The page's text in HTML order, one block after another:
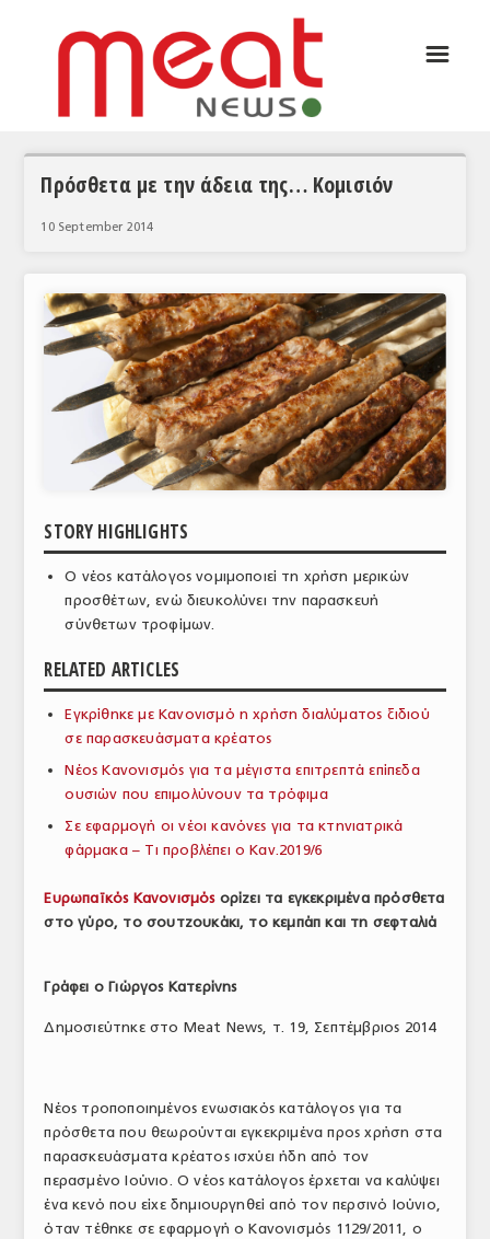
ΑΝΑΛΥΣΕΙΣ
ΚΟΣΜΟΣ
ΕΙΔΗΣΕΙΣ
ΕΥΡΩΠΑΪΚΕΣ ΑΠΟΦΑΣΕΙΣ
ΑΝΑΛΥΣΕΙΣ
ΠΑΡΑΓΩΓΗ & ΕΜΠΟΡΙΑ
ΠΡΩΤΕΣ ΥΛΕΣ
ΕΞΟΠΛΙΣΜΟΣ
ΕΜΠΟΡΙΚΟΙ ΑΝΤΙΠΡΟΣΩΠΟΙ
ΕΛΛΗΝΙΚΗ ΝΟΜΟΘΕΣΙΑ
ΣΥΝΕΔΡΙΟ ΚΡΕΑΤΟΣ
☰
Πρόσθετα με την άδεια της… Κομισιόν
10 September 2014
STORY HIGHLIGHTS
O νέος κατάλογος νομιμοποιεί τη χρήση μερικών
προσθέτων, ενώ διευκολύνει την παρασκευή
σύνθετων τροφίμων.
RELATED ARTICLES
Εγκρίθηκε με Κανονισμό η χρήση διαλύματος ξιδιού
σε παρασκευάσματα κρέατος
Νέος Κανονισμός για τα μέγιστα επιτρεπτά επίπεδα
ουσιών που επιμολύνουν τα τρόφιμα
Σε εφαρμογή οι νέοι κανόνες για τα κτηνιατρικά
φάρμακα – Τι προβλέπει ο Καν.2019/6
Ευρωπαϊκός Κανονισμόςορίζει τα εγκεκριμένα πρόσθετα
στο γύρο, το σουτζουκάκι, το κεμπάπ και τη σεφταλιά
Γράφει ο Γιώργος Κατερίνης
Δημοσιεύτηκε στο Meat News, τ. 19, Σεπτέμβριος 2014
Νέος τροποποιημένος ενωσιακός κατάλογος για τα
πρόσθετα που θεωρούνται εγκεκριμένα προς χρήση στα
παρασκευάσματα κρέατος ισχύει ήδη από τον
περασμένο Ιούνιο. Ο νέος κατάλογος έρχεται να καλύψει
ένα κενό που είχε δημιουργηθεί από τον περσινό Ιούνιο,
όταν τέθηκε σε εφαρμογή ο Κανονισμός 1129/2011, ο